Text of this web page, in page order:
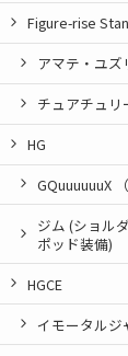
Figure-rise
アマテ・ユズ
チュアチュ
HG
GQuuuuuuX
ジム (ショル
ポッド装備)
HGCE
イモータルジ